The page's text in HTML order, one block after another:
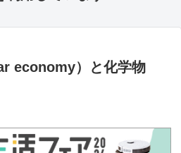
economy）と化学物